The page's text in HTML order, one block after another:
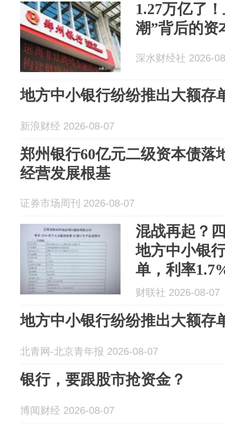
1.27万亿了
潮”背后的资
深水财经社 2026-
地方中小银行纷纷推出大额存
新浪财经 2026-08-07
郑州银行60亿元二级资本债落
经营发展根基
证券市场周刊 2026-08-07
混战再起？
地方中小银
单，利率
财联社 2026-08-07
地方中小银行纷纷推出大额存
北青网-北京青年报 2026-08-07
银行，要跟股市抢资金？
博闻财经 2026-08-07